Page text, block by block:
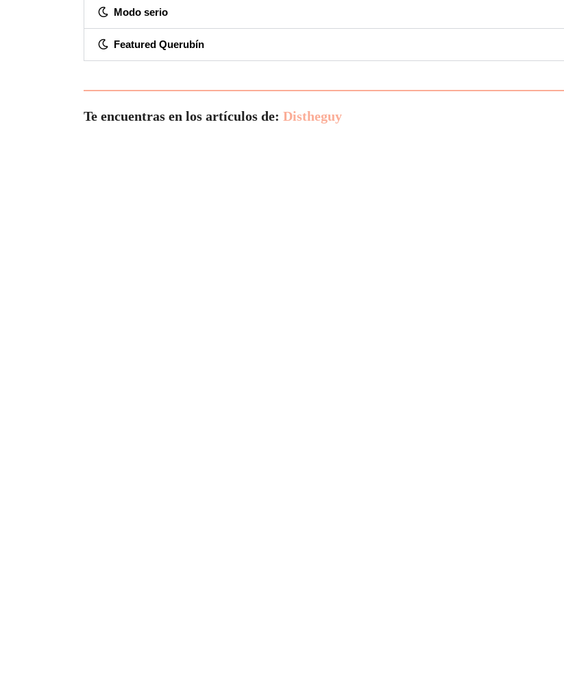
Modo serio
Featured Querubín
Te encuentras en los artículos de: Distheguy